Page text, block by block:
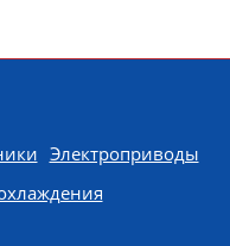
Электроприводы